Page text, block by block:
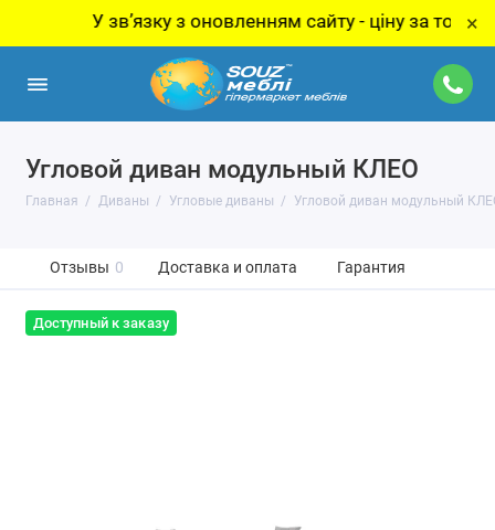
У звʼязку з оновленням сайту - ціну за товар ×
Угловой диван модульный КЛЕО
Главная Диваны Угловые диваны Угловой диван модульный
Отзывы 0 Доставка и оплата Гарантия
Доступный к заказу